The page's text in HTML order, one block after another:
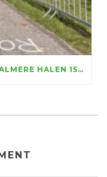
RUIM 1500 LOPERS DE 30 VAN ALMERE HALEN 156.100 EURO VOOR KIKA OP, MARATHONTOPPER LUC ESSINK WINT IN RAZENDSNELLE TIJD